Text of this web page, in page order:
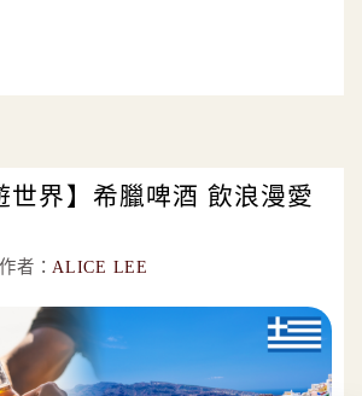
世界】希臘啤酒 飲浪漫愛
作者：ALICE LEE